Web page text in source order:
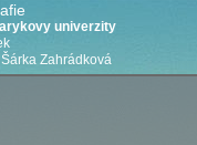
univerzity
Zahrádková